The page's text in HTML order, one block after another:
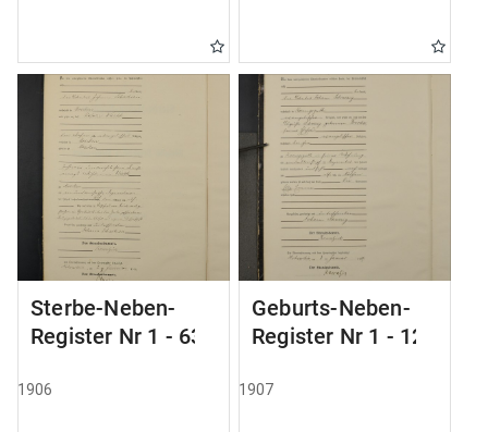
Sterbe-Neben-
Register Nr 1 - 63
1906
Geburts-Neben-
Register Nr 1 - 121
1907